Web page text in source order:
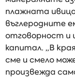
плажната
въглеродните
отговорност и
капитал. „В
сме и смело
произвежда